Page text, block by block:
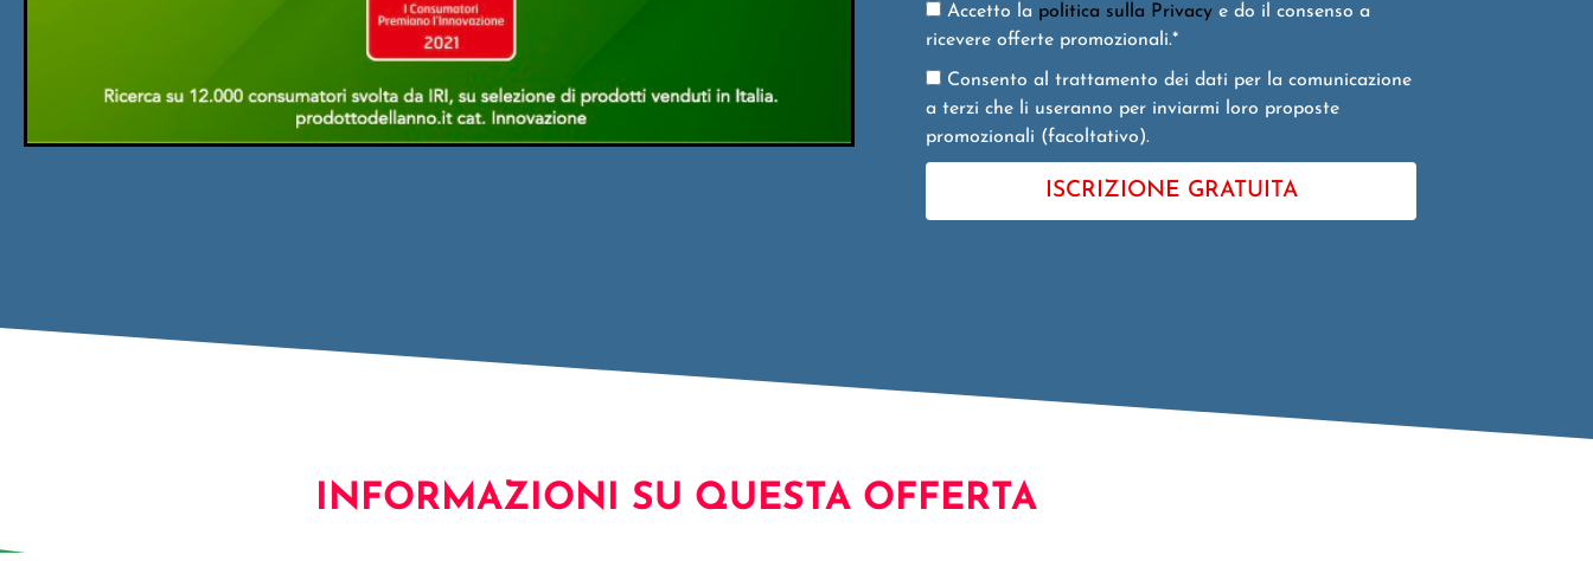
Accetto la politica sulla Privacy e do il consenso a
ricevere offerte promozionali.*
Consento al trattamento dei dati per la comunicazione
a terzi che li useranno per inviarmi loro proposte
promozionali (facoltativo).
ISCRIZIONE GRATUITA
INFORMAZIONI SU QUESTA OFFERTA